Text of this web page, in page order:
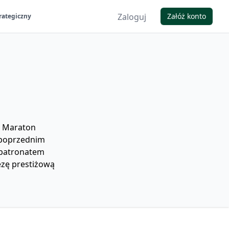
Zaloguj Załóż konto
Maraton
prestiżową